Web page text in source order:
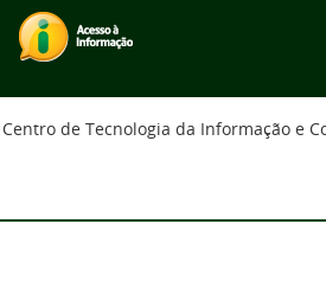
Centro de Tecnologia da Informação e